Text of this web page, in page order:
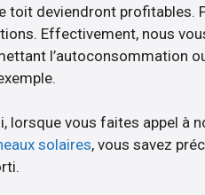
toit deviendront profitables.
Effectivement, nous
l’autoconsommation
lorsque vous faites appel à
solaires, vous savez